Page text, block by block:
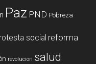
Paz PND Pobreza
social reforma
revolucion salud